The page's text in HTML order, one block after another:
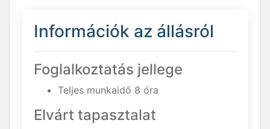
Információk az állásról
Foglalkoztatás jellege
Teljes munkaidő 8 óra
Elvárt tapasztalat